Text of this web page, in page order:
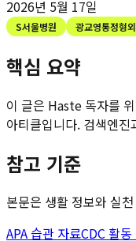
2026년 5월 17일
S서울병원 광교영통정형
핵심 요약
이 글은 Haste 독자를
아티클입니다. 검색엔
참고 기준
본문은 생활 정보와 실
APA 습관 자료CDC 활동